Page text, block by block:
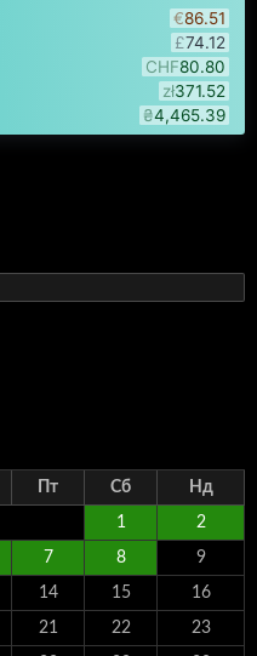
Пт Сб Нд
1 2
7 8 9
14 15 16
21 22 23